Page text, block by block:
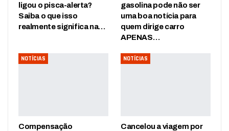
ligou o pisca-alerta?
Saiba o que isso
realmente significa na…
gasolina pode não ser
uma boa notícia para
quem dirige carro
APENAS…
NOTÍCIAS
Compensação
NOTÍCIAS
Cancelou a viagem por